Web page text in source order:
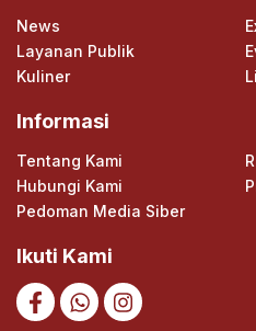
News
Layanan Publik
Kuliner
Informasi
Tentang Kami
Hubungi Kami
Pedoman Media Siber
Ikuti Kami